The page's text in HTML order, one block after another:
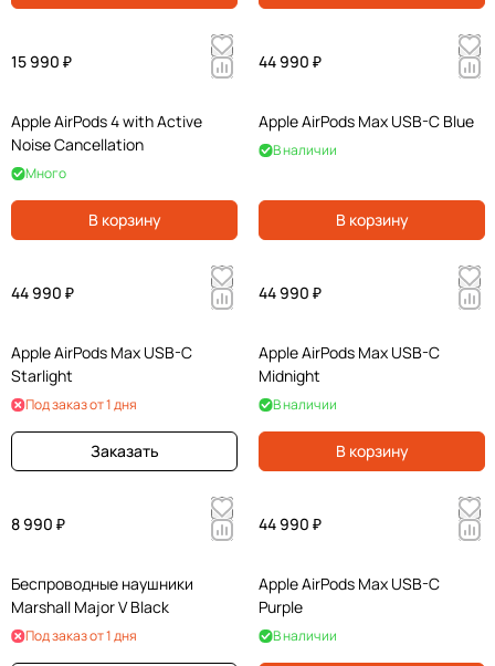
15 990 ₽
Apple AirPods 4 with Active
Noise Cancellation
Много
В корзину
44 990 ₽
Apple AirPods Max USB-C Blue
В наличии
В корзину
44 990 ₽
Apple AirPods Max USB-C
Starlight
Под заказ от 1 дня
Заказать
44 990 ₽
Apple AirPods Max USB-C
Midnight
В наличии
В корзину
8 990 ₽
Беспроводные наушники
Marshall Major V Black
Под заказ от 1 дня
44 990 ₽
Apple AirPods Max USB-C
Purple
В наличии